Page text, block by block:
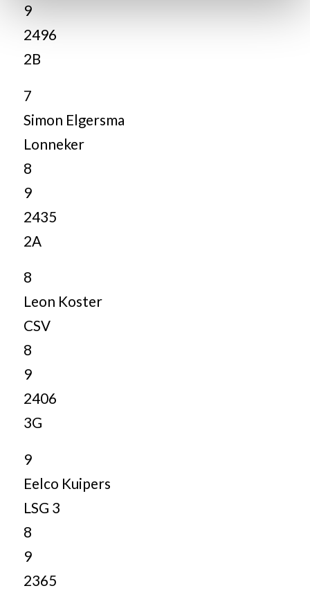
9
2496
2B
7
Simon Elgersma
Lonneker
8
9
2435
2A
8
Leon Koster
CSV
8
9
2406
3G
9
Eelco Kuipers
LSG 3
8
9
2365